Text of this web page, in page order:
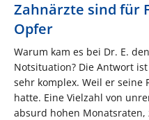
Zahnärzte sind für
Opfer
Warum kam es bei Dr. E.
Notsituation? Die Antwort
sehr komplex. Weil er seine
hatte. Eine Vielzahl von
absurd hohen